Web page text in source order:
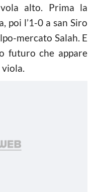
alto. Prima la
poi l’1-0 a san Siro
mercato Salah. E
futuro che appare